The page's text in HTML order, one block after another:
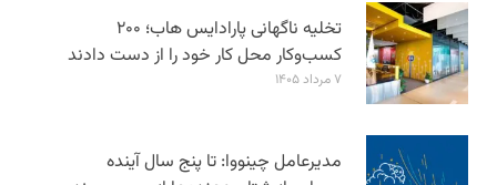
تخلیه ناگهانی پارادایس هاب؛ ۲۰۰
کسب‌وکار محل کار خود را از دست دادند
۷ مرداد ۱۴۰۵
مدیرعامل چینووا: تا پنج سال آینده